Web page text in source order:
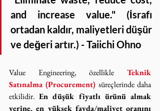
and increase value." (İsrafı
ortadan kaldır, maliyetleri düşür
ve değeri artır.) - Taiichi Ohno
Value Engineering, özellikle Teknik
Satınalma (Procurement) süreçlerinde daha
etkilidir. En düşük fiyatlı ürünü almak
yerine, en yüksek fayda/maliyet oranını